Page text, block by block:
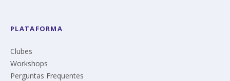
PLATAFORMA
Clubes
Workshops
Perguntas Frequentes